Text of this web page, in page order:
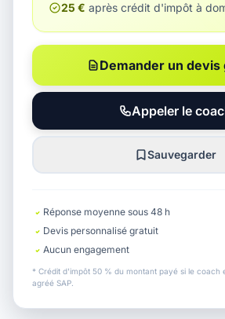
25 € après crédit d'impôt à
Demander un devis
Appeler le
Sauvegarder
Réponse moyenne sous 48 h
Devis personnalisé gratuit
Aucun engagement
* Crédit d'impôt 50 % du montant payé si le coach
agréé SAP.